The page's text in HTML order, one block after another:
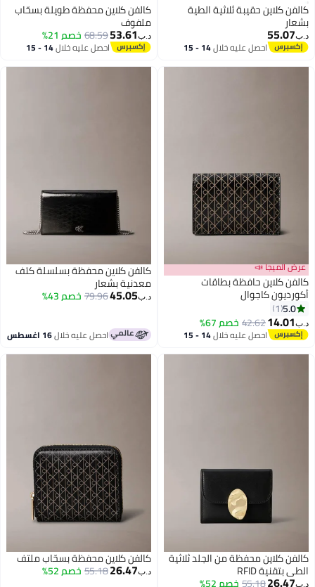
14 - 15
كالفن كلاين محفظة طويلة بسحّاب
احصل عليه خلال 14 - 15
14 - 15
كالفن كلاين محفظة بسلسلة كتف
معدنية بشعار
د.ب‏45.05
احصل عليه خلال 16 اغسطس
ثلاثية كالفن كلاين محفظة بسحّاب ملتف
د.ب‏26.47